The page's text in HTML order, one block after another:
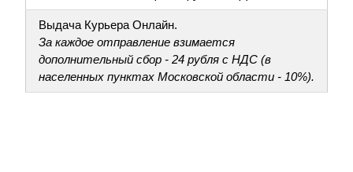
Выдача Курьера Онлайн.
За каждое отправление взимается
дополнительный сбор - 24 рубля с НДС (в
населенных пунктах Московской области - 10%).